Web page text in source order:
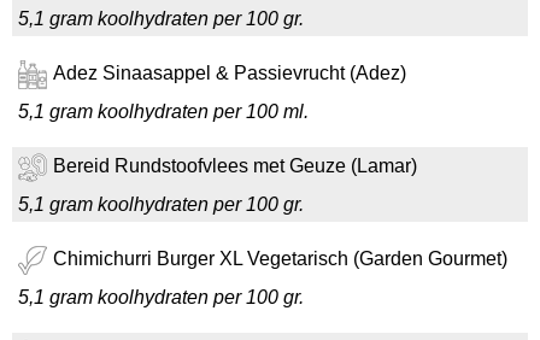
5,1 gram koolhydraten per 100 gr.
Adez Sinaasappel & Passievrucht (Adez)
5,1 gram koolhydraten per 100 ml.
Bereid Rundstoofvlees met Geuze (Lamar)
5,1 gram koolhydraten per 100 gr.
Chimichurri Burger XL Vegetarisch (Garden Gourmet)
5,1 gram koolhydraten per 100 gr.